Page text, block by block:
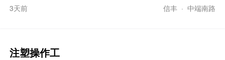
3天前 信丰 · 中端南路
注塑操作工